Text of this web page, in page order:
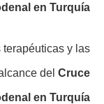
en Turquía
y las
del Cruce
en Turquía